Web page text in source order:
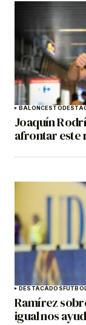
BALONCESTO
Joaquín
afrontar este
DESTACADOS
Ramírez
igual nos